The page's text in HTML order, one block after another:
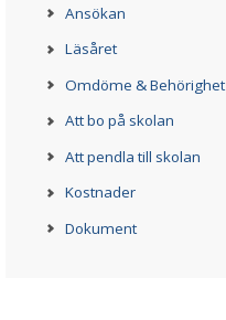
Ansökan
Läsåret
Omdöme & Behörighet
Att bo på skolan
Att pendla till skolan
Kostnader
Dokument